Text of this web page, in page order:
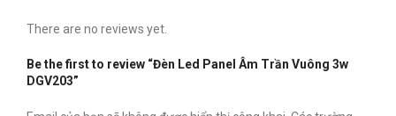
There are no reviews yet.
Be the first to review “Đèn Led Panel Âm Trần Vuông 3w
DGV203”